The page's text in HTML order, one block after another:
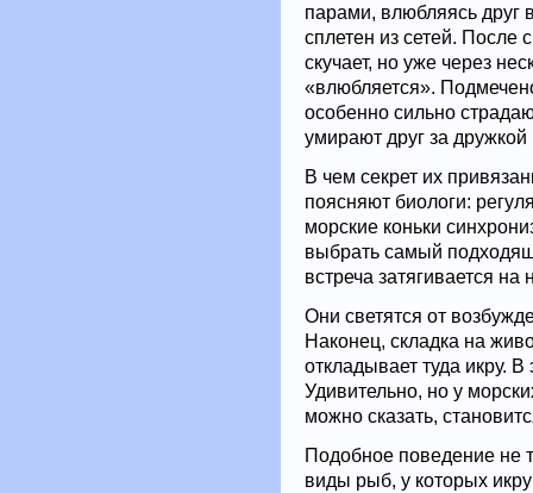
парами, влюбляясь друг
сплетен из сетей. После
скучает, но уже через
«влюбляется».
особенно сильно
умирают друг за дружкой
В чем секрет их
поясняют биологи:
морские коньки
выбрать самый
встреча затягивается на
Они светятся от
Наконец, складка на
откладывает туда икру.
Удивительно, но у
можно сказать,
Подобное поведение не
виды рыб, у которых